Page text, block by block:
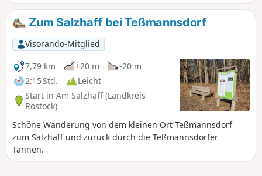
Zum Salzhaff bei Teßmannsdorf
Visorando-Mitglied
7,79 km
+20 m
-20 m
2:15 Std.
Leicht
Start in Am Salzhaff (Landkreis
Rostock)
Schöne Wanderung von dem kleinen Ort Teßmannsdorf
zum Salzhaff und zurück durch die Teßmannsdorfer
Tannen.